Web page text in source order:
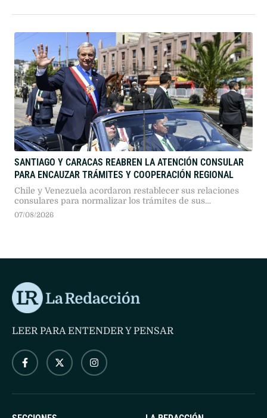
SANTIAGO Y CARACAS REABREN LA ATENCIÓN CONSULAR
PARA ENCAUZAR TRÁMITES Y COOPERACIÓN REGIONAL
Chile y Venezuela acordaron restablecer sus relaciones
consulares para normalizar los trámites de sus
ciudadanos y habilitar un canal de diálogo. El avance
LEER PARA ENTENDER Y PENSAR